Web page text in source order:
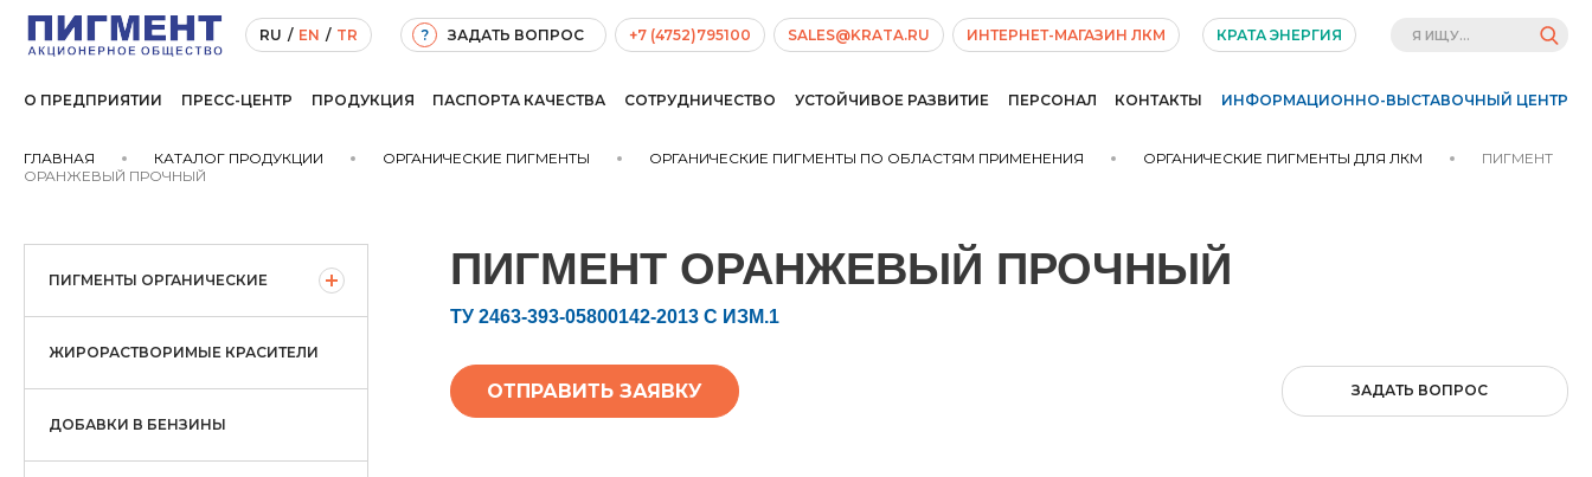
RU / EN / TR ? ЗАДАТЬ ВОПРОС +7 (4752)795100 SALES@KRATA.RU ИНТЕРНЕТ-МАГАЗИН ЛКМ КРАТА ЭНЕРГИЯ
О ПРЕДПРИЯТИИ ПРЕСС-ЦЕНТР ПРОДУКЦИЯ ПАСПОРТА КАЧЕСТВА СОТРУДНИЧЕСТВО УСТОЙЧИВОЕ РАЗВИТИЕ ПЕРСОНАЛ КОНТАКТЫ ИНФОРМАЦИОННО-ВЫСТАВОЧНЫЙ ЦЕНТР
ГЛАВНАЯ КАТАЛОГ ПРОДУКЦИИ ОРГАНИЧЕСКИЕ ПИГМЕНТЫ ОРГАНИЧЕСКИЕ ПИГМЕНТЫ ПО ОБЛАСТЯМ ПРИМЕНЕНИЯ ОРГАНИЧЕСКИЕ ПИГМЕНТЫ ДЛЯ ЛКМ
ПИГМЕНТ
ОРАНЖЕВЫЙ ПРОЧНЫЙ
ПИГМЕНТЫ ОРГАНИЧЕСКИЕ
ЖИРОРАСТВОРИМЫЕ КРАСИТЕЛИ
ДОБАВКИ В БЕНЗИНЫ
ПИГМЕНТ ОРАНЖЕВЫЙ ПРОЧНЫЙ
ТУ 2463-393-05800142-2013 С ИЗМ.1
ОТПРАВИТЬ ЗАЯВКУ ЗАДАТЬ ВОПРОС